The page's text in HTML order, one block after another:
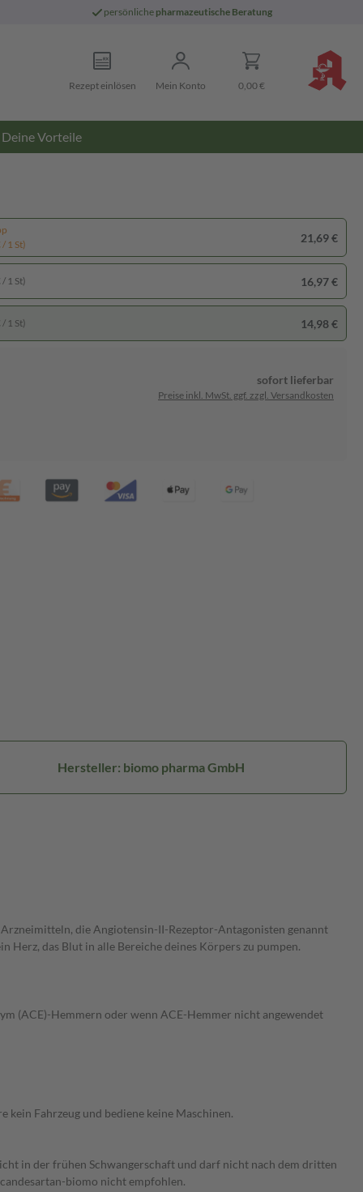
persönliche pharmazeutische Beratung
Rezept einlösen Mein Konto 0,00 €
Deine Vorteile
1 St)
21,69 €
1 St) 16,97 €
1 St) 14,98 €
sofort lieferbar
Preise inkl. MwSt. ggf. zzgl. Versandkosten
Hersteller: biomo pharma GmbH
die Angiotensin-II-Rezeptor-Antagonisten genannt
Herz, das Blut in alle Bereiche deines Körpers zu pumpen.
(ACE)-Hemmern oder wenn ACE-Hemmer nicht angewendet
Fahrzeug und bediene keine Maschinen.
in der frühen Schwangerschaft und darf nicht nach dem dritten
biomo nicht empfohlen.